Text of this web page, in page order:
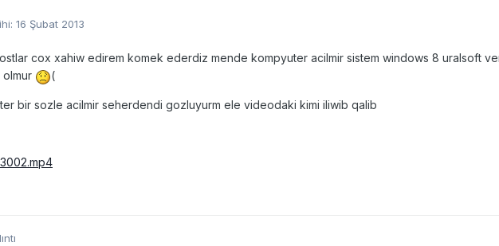
16 Şubat 2013
cox xahiw edirem komek ederdiz mende kompyuter acilmir sistem windows 8 uralsoft
olmur
(
bir sozle acilmir seherdendi gozluyurm ele videodaki kimi iliwib qalib